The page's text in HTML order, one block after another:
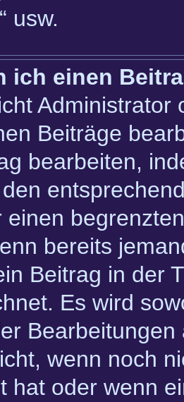
usw.
ich einen
Beiträge
bearbeiten,
einen
bereits
Beitrag in der
Es wird
wenn noch
hat oder wenn